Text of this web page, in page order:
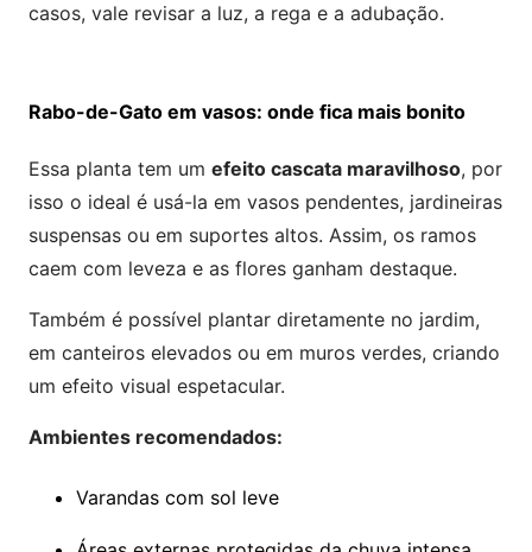
casos, vale revisar a luz, a rega e a adubação.
Rabo-de-Gato em vasos: onde fica mais bonito
Essa planta tem um efeito cascata maravilhoso, por
isso o ideal é usá-la em vasos pendentes, jardineiras
suspensas ou em suportes altos. Assim, os ramos
caem com leveza e as flores ganham destaque.
Também é possível plantar diretamente no jardim,
em canteiros elevados ou em muros verdes, criando
um efeito visual espetacular.
Ambientes recomendados:
Varandas com sol leve